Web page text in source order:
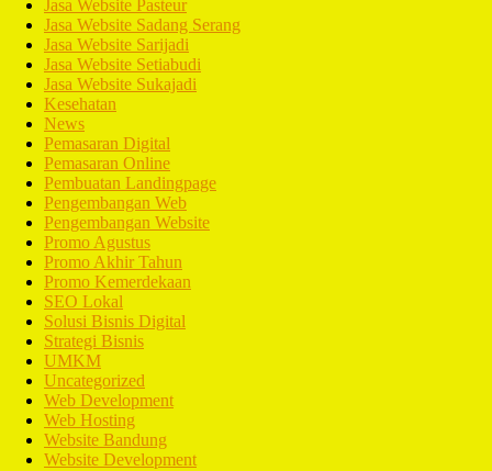
Jasa Website Pasteur
Jasa Website Sadang Serang
Jasa Website Sarijadi
Jasa Website Setiabudi
Jasa Website Sukajadi
Kesehatan
News
Pemasaran Digital
Pemasaran Online
Pembuatan Landingpage
Pengembangan Web
Pengembangan Website
Promo Agustus
Promo Akhir Tahun
Promo Kemerdekaan
SEO Lokal
Solusi Bisnis Digital
Strategi Bisnis
UMKM
Uncategorized
Web Development
Web Hosting
Website Bandung
Website Development